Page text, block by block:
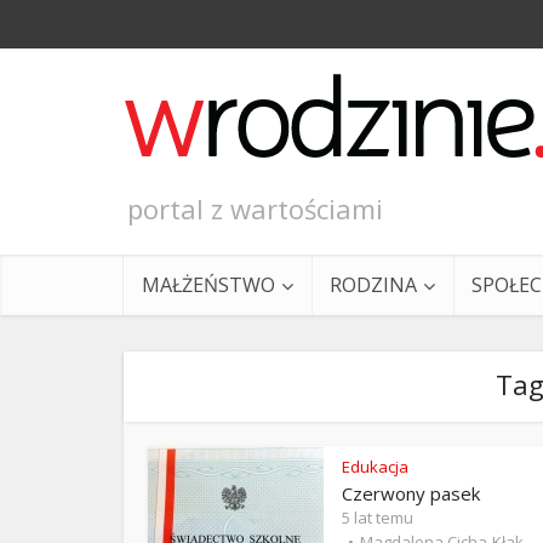
portal z wartościami
MAŁŻEŃSTWO RODZINA
Edukacja
Czerwony pasek
5 lat temu